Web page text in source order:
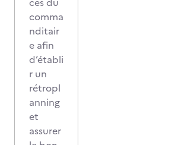
comma
nditair
e afin
d’établi
r un
rétropl
anning
et
assurer